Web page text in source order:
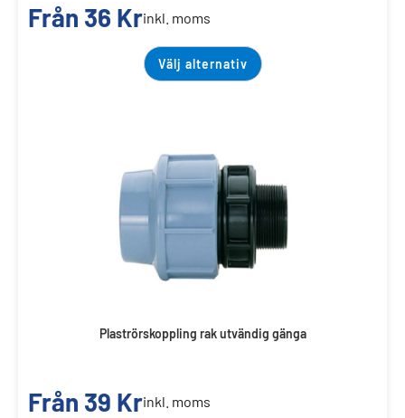
Från 36 Krinkl. moms
Välj alternativ
Plaströrskoppling rak utvändig gänga
Från 39 Krinkl. moms